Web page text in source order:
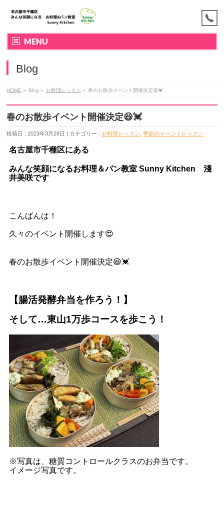
MENU
Blog
HOME » Blog » お料理レッスン » 春のお散歩イベント開催決定😆💓
春のお散歩イベント開催決定😆💓
投稿日 : 2023年3月28日 | カテゴリー : お料理レッスン ,季節のイベントレッスン
名古屋市千種区にある
みんな笑顔になるお料理＆パン教室 Sunny Kitchen 淺
井美咲です
こんばんは！
久々のイベント開催します😍
春のお散歩イベント開催決定😆💓
【腸活発酵弁当を作ろう！】
そして…東山1万歩コースを歩こう！
※写真は、糖質コントロールクラスのお弁当です。
イメージ写真です。